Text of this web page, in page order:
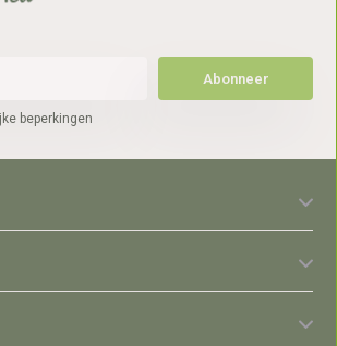
Abonneer
beperkingen